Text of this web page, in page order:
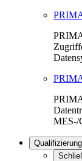
MES-/
Qualifizierung